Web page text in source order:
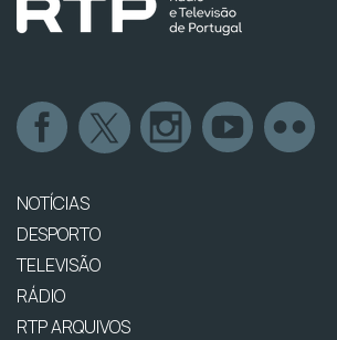
NOTÍCIAS
DESPORTO
TELEVISÃO
RÁDIO
RTP ARQUIVOS